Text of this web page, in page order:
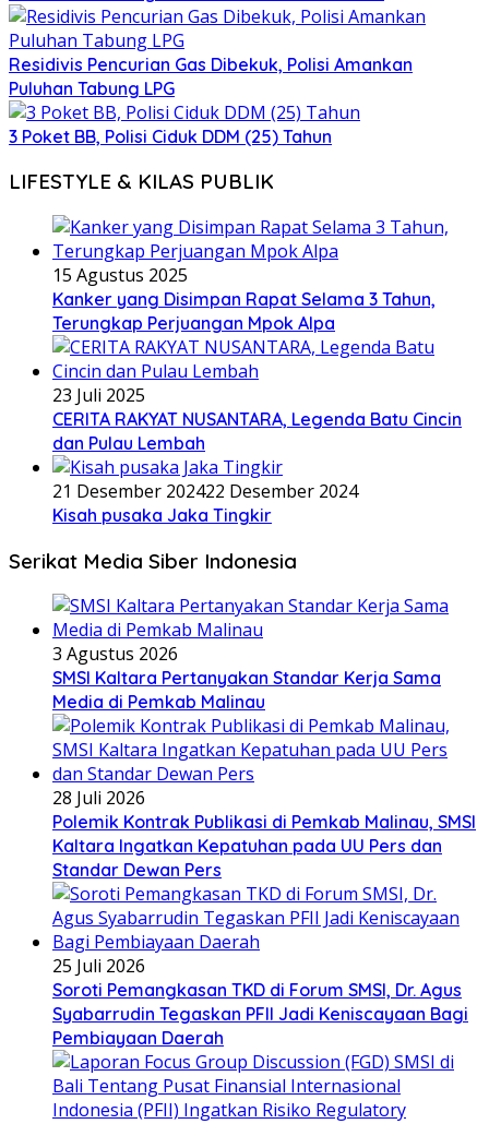
Residivis Pencurian Gas Dibekuk, Polisi Amankan
Puluhan Tabung LPG
3 Poket BB, Polisi Ciduk DDM (25) Tahun
LIFESTYLE & KILAS PUBLIK
15 Agustus 2025
Kanker yang Disimpan Rapat Selama 3 Tahun,
Terungkap Perjuangan Mpok Alpa
23 Juli 2025
CERITA RAKYAT NUSANTARA, Legenda Batu Cincin
dan Pulau Lembah
21 Desember 202422 Desember 2024
Kisah pusaka Jaka Tingkir
Serikat Media Siber Indonesia
3 Agustus 2026
SMSI Kaltara Pertanyakan Standar Kerja Sama
Media di Pemkab Malinau
28 Juli 2026
Polemik Kontrak Publikasi di Pemkab Malinau, SMSI
Kaltara Ingatkan Kepatuhan pada UU Pers dan
Standar Dewan Pers
25 Juli 2026
Soroti Pemangkasan TKD di Forum SMSI, Dr. Agus
Syabarrudin Tegaskan PFII Jadi Keniscayaan Bagi
Pembiayaan Daerah